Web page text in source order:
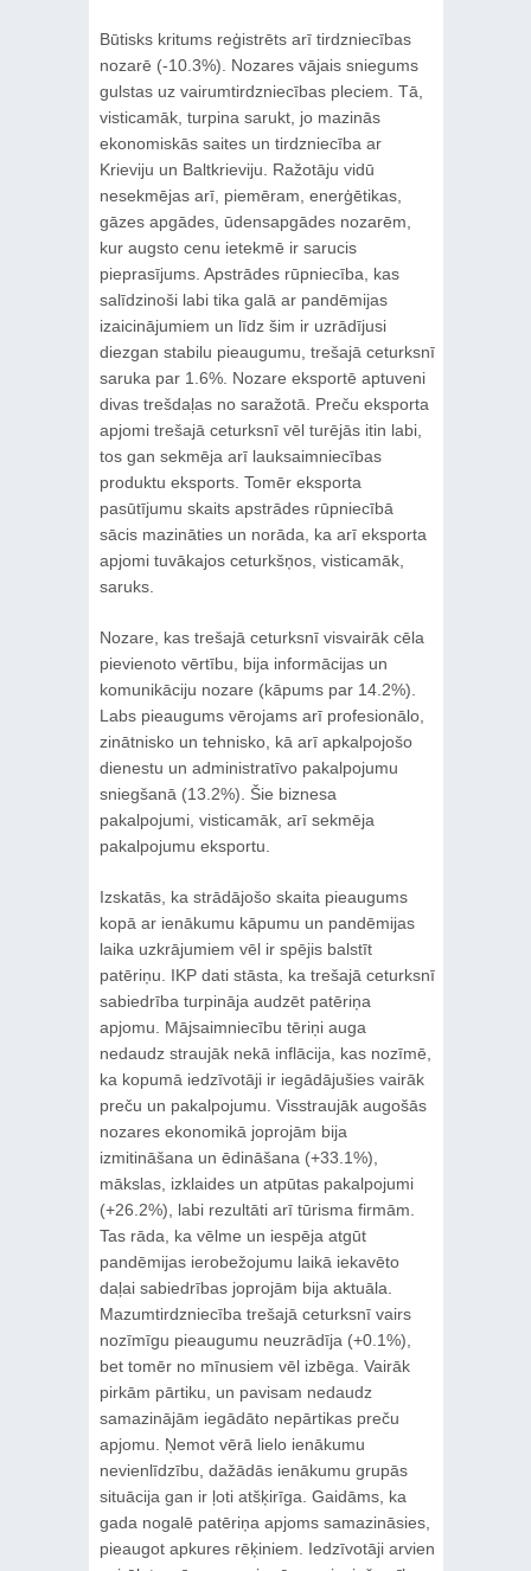
Būtisks kritums reģistrēts arī tirdzniecības
nozarē (-10.3%). Nozares vājais sniegums
gulstas uz vairumtirdzniecības pleciem. Tā,
visticamāk, turpina sarukt, jo mazinās
ekonomiskās saites un tirdzniecība ar
Krieviju un Baltkrieviju. Ražotāju vidū
nesekmējas arī, piemēram, enerģētikas,
gāzes apgādes, ūdensapgādes nozarēm,
kur augsto cenu ietekmē ir sarucis
pieprasījums. Apstrādes rūpniecība, kas
salīdzinoši labi tika galā ar pandēmijas
izaicinājumiem un līdz šim ir uzrādījusi
diezgan stabilu pieaugumu, trešajā ceturksnī
saruka par 1.6%. Nozare eksportē aptuveni
divas trešdaļas no saražotā. Preču eksporta
apjomi trešajā ceturksnī vēl turējās itin labi,
tos gan sekmēja arī lauksaimniecības
produktu eksports. Tomēr eksporta
pasūtījumu skaits apstrādes rūpniecībā
sācis mazināties un norāda, ka arī eksporta
apjomi tuvākajos ceturkšņos, visticamāk,
saruks.
Nozare, kas trešajā ceturksnī visvairāk cēla
pievienoto vērtību, bija informācijas un
komunikāciju nozare (kāpums par 14.2%).
Labs pieaugums vērojams arī profesionālo,
zinātnisko un tehnisko, kā arī apkalpojošo
dienestu un administratīvo pakalpojumu
sniegšanā (13.2%). Šie biznesa
pakalpojumi, visticamāk, arī sekmēja
pakalpojumu eksportu.
Izskatās, ka strādājošo skaita pieaugums
kopā ar ienākumu kāpumu un pandēmijas
laika uzkrājumiem vēl ir spējis balstīt
patēriņu. IKP dati stāsta, ka trešajā ceturksnī
sabiedrība turpināja audzēt patēriņa
apjomu. Mājsaimniecību tēriņi auga
nedaudz straujāk nekā inflācija, kas nozīmē,
ka kopumā iedzīvotāji ir iegādājušies vairāk
preču un pakalpojumu. Visstraujāk augošās
nozares ekonomikā joprojām bija
izmitināšana un ēdināšana (+33.1%),
mākslas, izklaides un atpūtas pakalpojumi
(+26.2%), labi rezultāti arī tūrisma firmām.
Tas rāda, ka vēlme un iespēja atgūt
pandēmijas ierobežojumu laikā iekavēto
daļai sabiedrības joprojām bija aktuāla.
Mazumtirdzniecība trešajā ceturksnī vairs
nozīmīgu pieaugumu neuzrādīja (+0.1%),
bet tomēr no mīnusiem vēl izbēga. Vairāk
pirkām pārtiku, un pavisam nedaudz
samazinājām iegādāto nepārtikas preču
apjomu. Ņemot vērā lielo ienākumu
nevienlīdzību, dažādās ienākumu grupās
situācija gan ir ļoti atšķirīga. Gaidāms, ka
gada nogalē patēriņa apjoms samazināsies,
pieaugot apkures rēķiniem. Iedzīvotāji arvien